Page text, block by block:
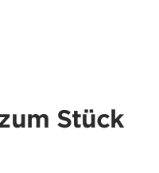
Stück